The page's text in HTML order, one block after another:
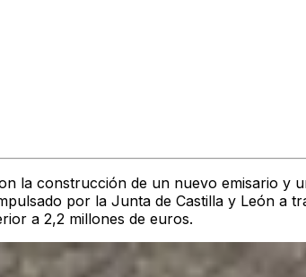
la construcción de un nuevo emisario y
por la Junta de Castilla y León a
a 2,2 millones de euros.